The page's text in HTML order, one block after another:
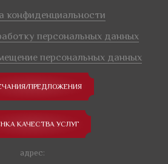
конфиденциальности
персональных данных
персональных данных
ПРЕДЛОЖЕНИЯ
КАЧЕСТВА УСЛУГ
адрес: